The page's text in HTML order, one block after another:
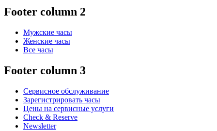
Footer column 2
Мужские часы
Женские часы
Все часы
Footer column 3
Сервисное обслуживание
Зарегистрировать часы
Цены на сервисные услуги
Check & Reserve
Newsletter